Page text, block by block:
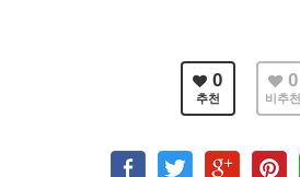
0
추천
0
비추천